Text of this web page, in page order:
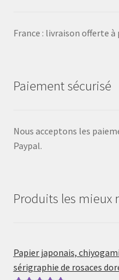
France : livraison offerte à
Paiement sécurisé
Nous acceptons les
Paypal.
Produits les mieux
Papier japonais,
sérigraphie de rosaces